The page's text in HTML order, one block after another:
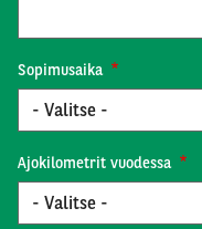
Sopimusaika
Ajokilometrit vuodessa